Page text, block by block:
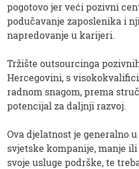
pogotovo jer veći pozivni
podučavanje zaposlenika i
napredovanje u karijeri.
Tržište outsourcinga
Hercegovini, s
radnom snagom, prema
potencijal za daljnji razvoj.
Ova djelatnost je generalno
svjetske kompanije, manje
svoje usluge podrške, te